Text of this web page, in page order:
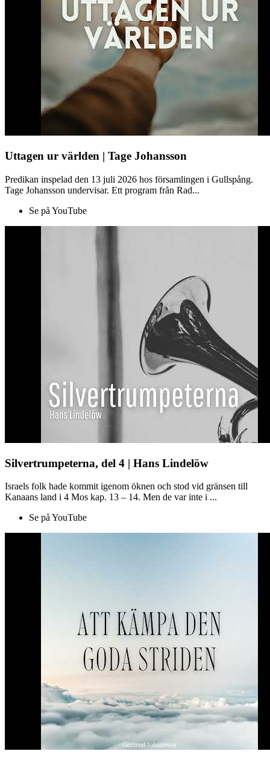
Uttagen ur världen | Tage Johansson
Predikan inspelad den 13 juli 2026 hos församlingen i Gullspång.
Tage Johansson undervisar. Ett program från Rad...
Se på YouTube
Silvertrumpeterna, del 4 | Hans Lindelöw
Israels folk hade kommit igenom öknen och stod vid gränsen till
Kanaans land i 4 Mos kap. 13 – 14. Men de var inte i ...
Se på YouTube